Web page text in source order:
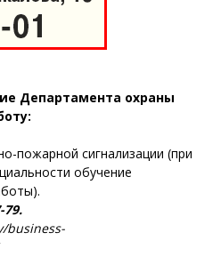
Департамента охраны
пожарной сигнализации (при
обучение
business-